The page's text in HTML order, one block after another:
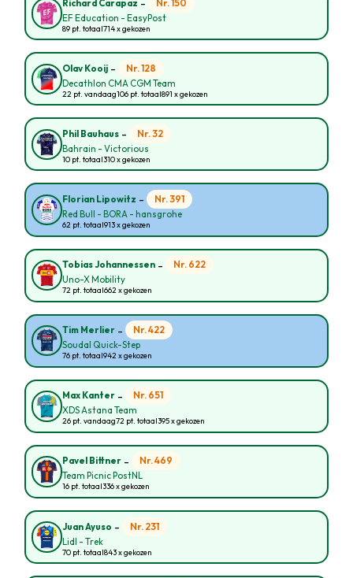
Richard Carapaz Nr. 150
EF Education - EasyPost
89 pt. totaal714 x gekozen
Olav Kooij - Nr. 128
Decathlon CMA CGM Team
22 pt. vandaag106 pt. totaal891 x gekozen
Phil Bauhaus - Nr. 32
Bahrain - Victorious
10 pt. totaal310 x gekozen
Florian Lipowitz - Nr. 391
Red Bull - BORA - hansgrohe
62 pt. totaal913 x gekozen
Tobias Johannessen - Nr. 622
Uno-X Mobility
72 pt. totaal662 x gekozen
Tim Merlier - Nr. 422
Soudal Quick-Step
76 pt. totaal942 x gekozen
Max Kanter - Nr. 651
XDS Astana Team
26 pt. vandaag72 pt. totaal395 x gekozen
Pavel Bittner - Nr. 469
Team Picnic PostNL
16 pt. totaal336 x gekozen
Juan Ayuso - Nr. 231
Lidl - Trek
70 pt. totaal843 x gekozen